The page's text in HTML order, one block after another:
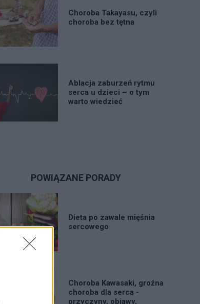
Choroba Takayasu, czyli
choroba bez tętna
Ablacja zaburzeń rytmu
serca u dzieci – o tym
warto wiedzieć
POWIĄZANE PORADY
Dieta po zawale mięśnia
sercowego
Choroba Kawasaki, groźna
choroba dla serca -
przyczyny, objawy,